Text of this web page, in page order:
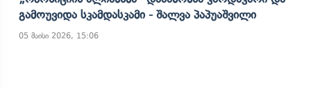
Გამოუვიდა Სკამდასკამი - Შალვა Პაპუაშვილი
05 მაისი 2026, 15:06